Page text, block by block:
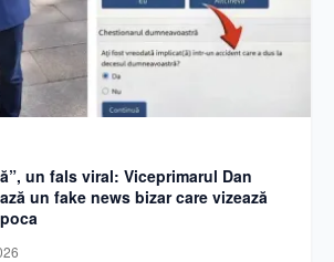
un fals viral: Viceprimarul Dan
un fake news bizar care vizează